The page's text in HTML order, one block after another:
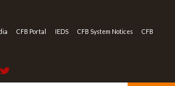
CFB Portal IEDS CFB System Notices CFB